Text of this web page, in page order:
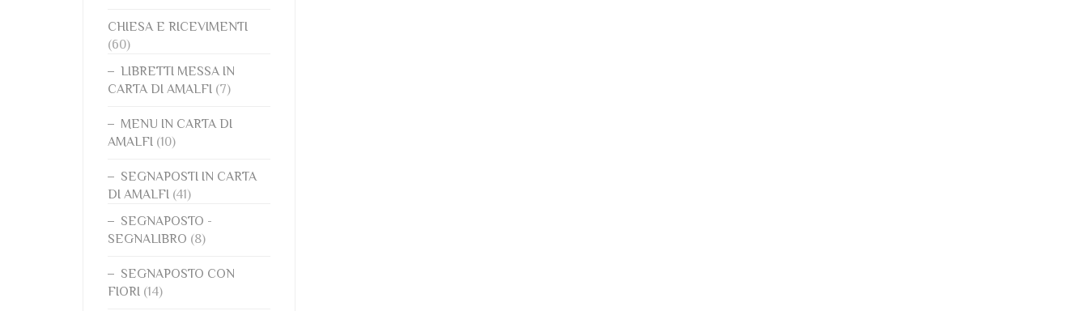
CHIESA E RICEVIMENTI
(60)
LIBRETTI MESSA IN
CARTA DI AMALFI (7)
MENU IN CARTA DI
AMALFI (10)
SEGNAPOSTI IN CARTA
DI AMALFI (41)
SEGNAPOSTO -
SEGNALIBRO (8)
SEGNAPOSTO CON
FIORI (14)